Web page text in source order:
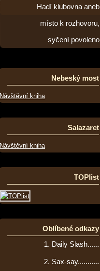
Hadí klubovna aneb
místo k rozhovoru,
syčení povoleno
Nebeský most
Návštěvní kniha
Salazaret
Návštěvní kniha
TOPlist
Oblíbené odkazy
1. Daily Slash......
2. Sax-say...........